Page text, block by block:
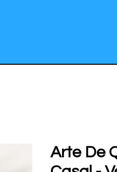
Arte De